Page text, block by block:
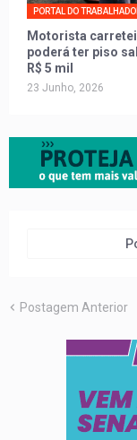
PORTAL DO
Motorista
poderá ter piso
R$ 5 mil
23 Junho, 2026
Postagem Anterior